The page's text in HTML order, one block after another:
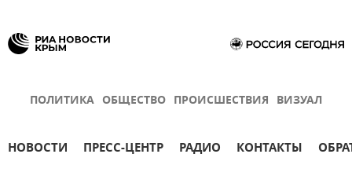
ПОЛИТИКА ОБЩЕСТВО ПРОИСШЕСТВИЯ ВИЗУАЛ
НОВОСТИ ПРЕСС-ЦЕНТР РАДИО КОНТАКТЫ